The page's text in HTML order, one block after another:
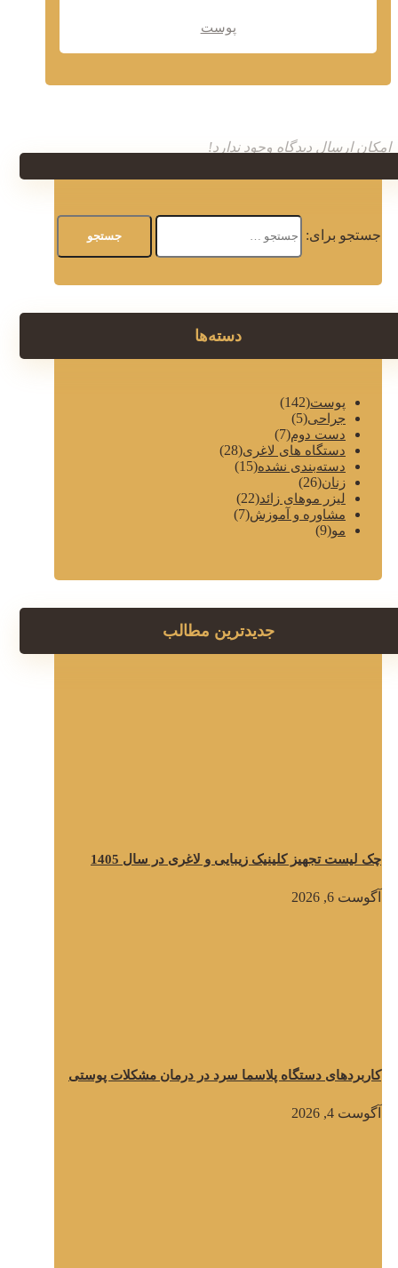
پوست
امکان ارسال دیدگاه وجود ندارد!
جستجو برای:
دسته‌ها
پوست(142)
جراحی(5)
دست دوم(7)
دستگاه های لاغری(28)
دسته‌بندی نشده(15)
زنان(26)
لیزر موهای زائد(22)
مشاوره و آموزش(7)
مو(9)
جدیدترین مطالب
چک لیست تجهیز کلینیک زیبایی و لاغری در سال 1405
آگوست 6, 2026
کاربردهای دستگاه پلاسما سرد در درمان مشکلات پوستی
آگوست 4, 2026